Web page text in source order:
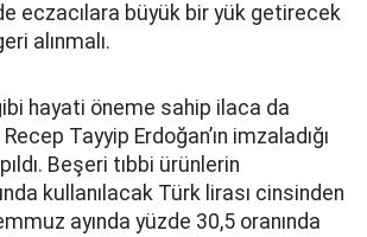
eczacılara büyük bir yük getirecek
alınmalı.
hayati öneme sahip ilaca da
Tayyip Erdoğan’ın imzaladığı
Beşeri tıbbi ürünlerin
kullanılacak Türk lirası cinsinden
ayında yüzde 30,5 oranında